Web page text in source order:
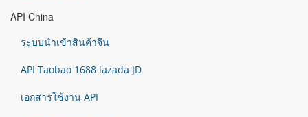
API China
ระบบนำเข้าสินค้าจีน
API Taobao 1688 lazada JD
เอกสารใช้งาน API